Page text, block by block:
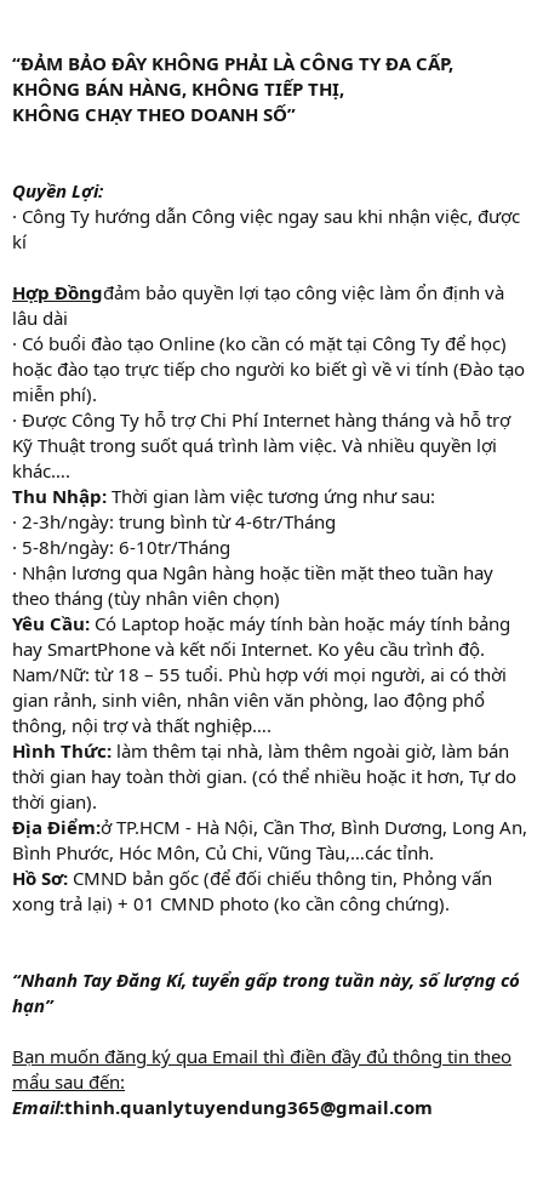
“ĐẢM BẢO ĐÂY KHÔNG PHẢI LÀ CÔNG TY ĐA CẤP,
KHÔNG BÁN HÀNG, KHÔNG TIẾP THỊ,
KHÔNG CHẠY THEO DOANH SỐ”
Quyền Lợi:
· Công Ty hướng dẫn Công việc ngay sau khi nhận việc, được
kí
Hợp Đồngđảm bảo quyền lợi tạo công việc làm ổn định và
lâu dài
· Có buổi đào tạo Online (ko cần có mặt tại Công Ty để học)
hoặc đào tạo trực tiếp cho người ko biết gì về vi tính (Đào tạo
miễn phí).
· Được Công Ty hỗ trợ Chi Phí Internet hàng tháng và hỗ trợ
Kỹ Thuật trong suốt quá trình làm việc. Và nhiều quyền lợi
khác….
Thu Nhập: Thời gian làm việc tương ứng như sau:
· 2-3h/ngày: trung bình từ 4-6tr/Tháng
· 5-8h/ngày: 6-10tr/Tháng
· Nhận lương qua Ngân hàng hoặc tiền mặt theo tuần hay
theo tháng (tùy nhân viên chọn)
Yêu Cầu: Có Laptop hoặc máy tính bàn hoặc máy tính bảng
hay SmartPhone và kết nối Internet. Ko yêu cầu trình độ.
Nam/Nữ: từ 18 – 55 tuổi. Phù hợp với mọi người, ai có thời
gian rảnh, sinh viên, nhân viên văn phòng, lao động phổ
thông, nội trợ và thất nghiệp….
Hình Thức: làm thêm tại nhà, làm thêm ngoài giờ, làm bán
thời gian hay toàn thời gian. (có thể nhiều hoặc it hơn, Tự do
thời gian).
Địa Điểm:ở TP.HCM - Hà Nội, Cần Thơ, Bình Dương, Long An,
Bình Phước, Hóc Môn, Củ Chi, Vũng Tàu,…các tỉnh.
Hồ Sơ: CMND bản gốc (để đối chiếu thông tin, Phỏng vấn
xong trả lại) + 01 CMND photo (ko cần công chứng).
“Nhanh Tay Đăng Kí, tuyển gấp trong tuần này, số lượng có
hạn”
Bạn muốn đăng ký qua Email thì điền đầy đủ thông tin theo
mẩu sau đến:
Email:thinh.quanlytuyendung365@gmail.com